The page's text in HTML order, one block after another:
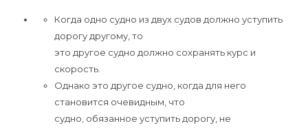
Когда одно судно из двух судов должно уступить
дорогу другому, то
это другое судно должно сохранять курс и
скорость.
Однако это другое судно, когда для него
становится очевидным, что
судно, обязанное уступить дорогу, не